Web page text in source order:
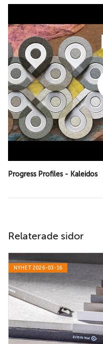
Progress Profiles - Kaleidos
Relaterade sidor
NYHET 2026-03-16